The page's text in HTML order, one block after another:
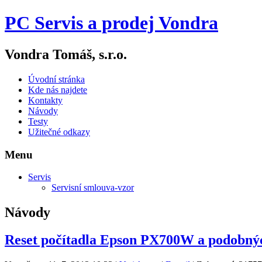
PC Servis a prodej Vondra
Vondra Tomáš, s.r.o.
Úvodní stránka
Kde nás najdete
Kontakty
Návody
Testy
Užitečné odkazy
Menu
Servis
Servisní smlouva-vzor
Návody
Reset počítadla Epson PX700W a